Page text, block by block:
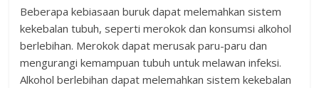
Beberapa kebiasaan buruk dapat melemahkan sistem
kekebalan tubuh, seperti merokok dan konsumsi alkohol
berlebihan. Merokok dapat merusak paru-paru dan
mengurangi kemampuan tubuh untuk melawan infeksi.
Alkohol berlebihan dapat melemahkan sistem kekebalan